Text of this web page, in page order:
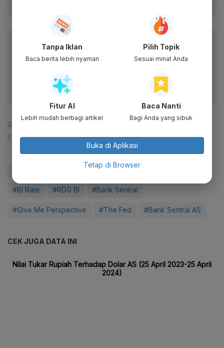
Baca artikel ini lewat aplikasi mobile.
Dapatkan pengalaman membaca lebih nyaman dan nikmati
Reporter:
Editor: Ferrika Lukmana Sari
#Dolar #Suku Bunga
#BI Rate #RDG BI #Bank Sentral
#Give Me Perspective #The Fed #Bank Sentral AS
CEK JUGA DATA INI
Tanpa Iklan
Baca berita lebih nyaman
Pilih Topik
Sesuai minat Anda
Fitur AI
Lebih mudah berbagi artikel
Baca Nanti
Bagi Anda yang sibuk
Buka di Aplikasi
Tetap di Browser